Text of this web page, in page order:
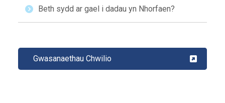
Beth sydd ar gael i dadau yn Nhorfaen?
Gwasanaethau Chwilio